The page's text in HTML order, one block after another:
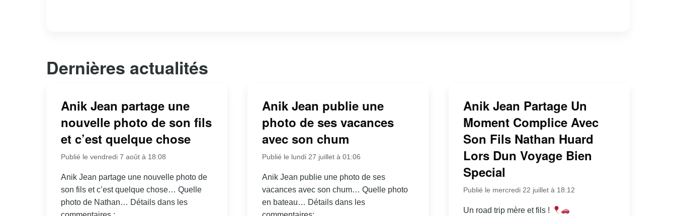
Dernières actualités
Anik Jean partage une
nouvelle photo de son fils
et c’est quelque chose
Publié le vendredi 7 août à 18:08
Anik Jean partage une nouvelle photo de
son fils et c’est quelque chose… Quelle
photo de Nathan… Détails dans les
Anik Jean publie une
photo de ses vacances
avec son chum
Publié le lundi 27 juillet à 01:06
Anik Jean publie une photo de ses
vacances avec son chum… Quelle photo
en bateau… Détails dans les
Anik Jean Partage Un
Moment Complice Avec
Son Fils Nathan Huard
Lors Dun Voyage Bien
Special
Publié le mercredi 22 juillet à 18:12
Un road trip mère et fils !